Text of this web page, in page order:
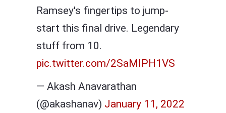
Ramsey's fingertips to jump-
start this final drive. Legendary
stuff from 10.
pic.twitter.com/2SaMIPH1VS
— Akash Anavarathan
(@akashanav) January 11, 2022